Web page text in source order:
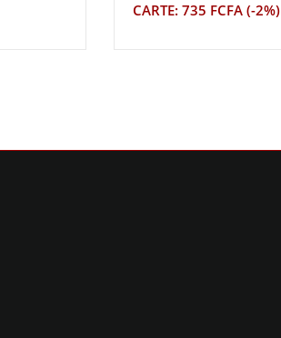
CARTE: 735 FCFA (-2%)